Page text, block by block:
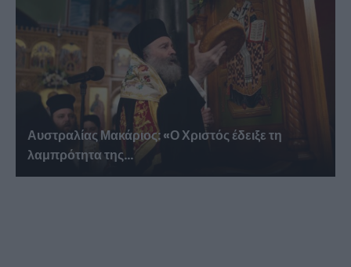
Αυστραλίας Μακάριος: «Ο Χριστός έδειξε τη
λαμπρότητα της...